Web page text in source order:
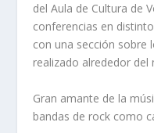
del Aula de Cultura de
conferencias en
con una sección sobre
realizado alrededor del
Gran amante de la
bandas de rock como